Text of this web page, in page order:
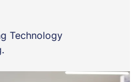
Technology